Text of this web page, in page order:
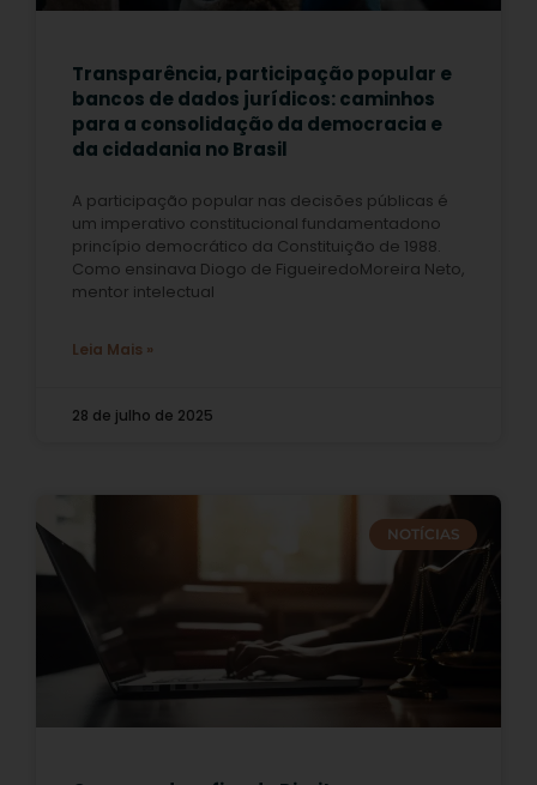
Transparência, participação popular e
bancos de dados jurídicos: caminhos
para a consolidação da democracia e
da cidadania no Brasil
A participação popular nas decisões públicas é
um imperativo constitucional fundamentadono
princípio democrático da Constituição de 1988.
Como ensinava Diogo de FigueiredoMoreira Neto,
mentor intelectual
Leia Mais »
28 de julho de 2025
NOTÍCIAS